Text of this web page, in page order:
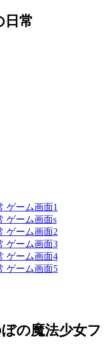
日常
の魔法少女フ